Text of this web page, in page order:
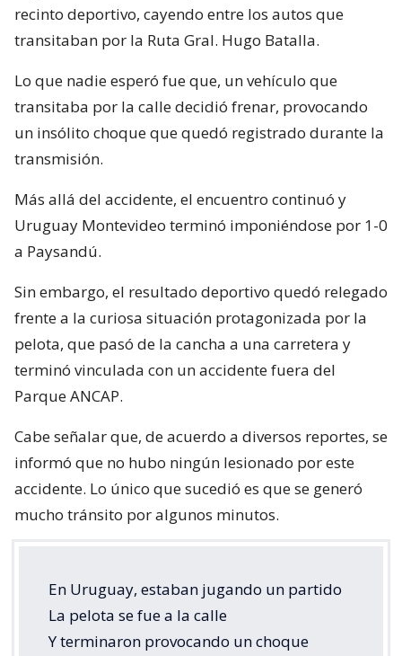
recinto deportivo, cayendo entre los autos que
transitaban por la Ruta Gral. Hugo Batalla.
Lo que nadie esperó fue que, un vehículo que
transitaba por la calle decidió frenar, provocando
un insólito choque que quedó registrado durante la
transmisión.
Más allá del accidente, el encuentro continuó y
Uruguay Montevideo terminó imponiéndose por 1-0
a Paysandú.
Sin embargo, el resultado deportivo quedó relegado
frente a la curiosa situación protagonizada por la
pelota, que pasó de la cancha a una carretera y
terminó vinculada con un accidente fuera del
Parque ANCAP.
Cabe señalar que, de acuerdo a diversos reportes, se
informó que no hubo ningún lesionado por este
accidente. Lo único que sucedió es que se generó
mucho tránsito por algunos minutos.
En Uruguay, estaban jugando un partido
La pelota se fue a la calle
Y terminaron provocando un choque